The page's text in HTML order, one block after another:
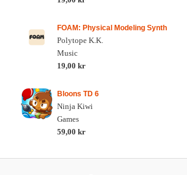
FOAM: Physical Modeling Synth
Polytope K.K.
Music
19,00 kr
Bloons TD 6
Ninja Kiwi
Games
59,00 kr